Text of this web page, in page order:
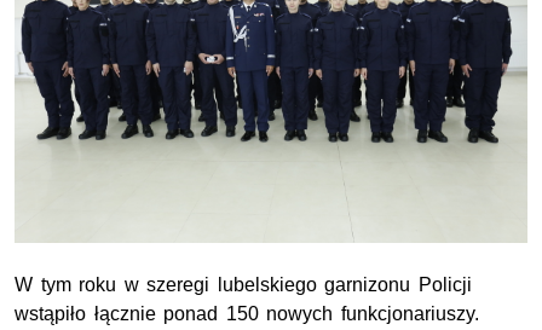
W tym roku w szeregi lubelskiego garnizonu Policji
wstąpiło łącznie ponad 150 nowych funkcjonariuszy.